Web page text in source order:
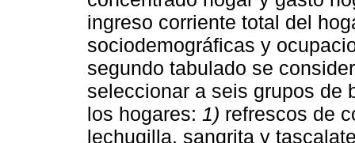
ingreso corriente total del
sociodemográficas y
segundo tabulado se
seleccionar a seis grupos de
los hogares: 1) refrescos de
lechugilla, sangrita y